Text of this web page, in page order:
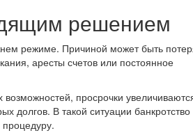
решением
режиме. Причиной может быть
аресты счетов или постоянное
просрочки
долгов. В такой ситуации банкротство